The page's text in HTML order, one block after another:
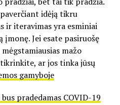
idėją tikru
ir iteravimas yra esminiai
Jei esate pasiruošę
mažo
ar jos tinka jūsų
gamyboje
pradedamas COVID-19